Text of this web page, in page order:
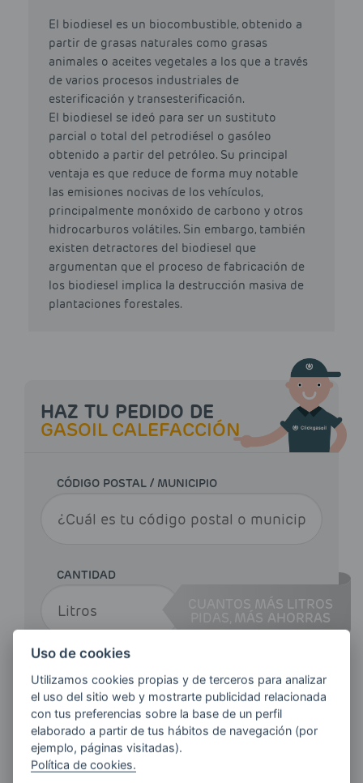
El biodiesel es un biocombustible, obtenido a
partir de grasas naturales como grasas
animales o aceites vegetales a los que a través
de varios procesos industriales de
esterificación y transesterificación.
El biodiesel se ideó para ser un sustituto
parcial o total del petrodiésel o gasóleo
obtenido a partir del petróleo. Su principal
ventaja es que reduce de forma muy notable
las emisiones nocivas de los vehículos,
principalmente monóxido de carbono y otros
hidrocarburos volátiles. Sin embargo, también
existen detractores del biodiesel que
argumentan que el proceso de fabricación de
los biodiesel implica la destrucción masiva de
plantaciones forestales.
HAZ TU PEDIDO DE
GASOIL CALEFACCIÓN
CÓDIGO POSTAL / MUNICIPIO
CANTIDAD
CUANTOS MÁS LITROS
MÁS AHORRAS
Haz tu pedido
Uso de cookies
Utilizamos cookies propias y de terceros para analizar
el uso del sitio web y mostrarte publicidad relacionada
con tus preferencias sobre la base de un perfil
elaborado a partir de tus hábitos de navegación (por
ejemplo, páginas visitadas).
Política de cookies.